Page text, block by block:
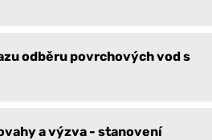
odběru povrchových vod s
a výzva - stanovení